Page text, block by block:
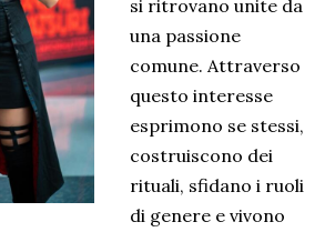
si ritrovano unite da
una passione
comune. Attraverso
questo interesse
esprimono se stessi,
costruiscono dei
rituali, sfidano i ruoli
di genere e vivono